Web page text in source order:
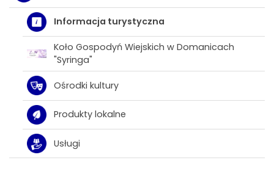
Informacja turystyczna
Koło Gospodyń Wiejskich w Domanicach
"Syringa"
Ośrodki kultury
Produkty lokalne
Usługi